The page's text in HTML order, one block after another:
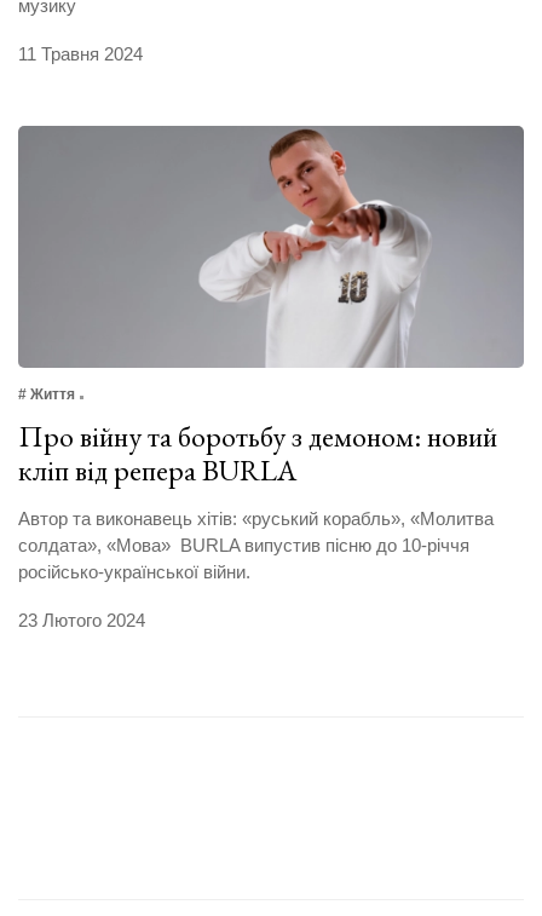
музику
11 Травня 2024
# Життя
Про війну та боротьбу з демоном: новий
кліп від репера BURLA
Автор та виконавець хітів: «руський корабль», «Молитва
солдата», «Мова» BURLA випустив пісню до 10-річчя
російсько-української війни.
23 Лютого 2024